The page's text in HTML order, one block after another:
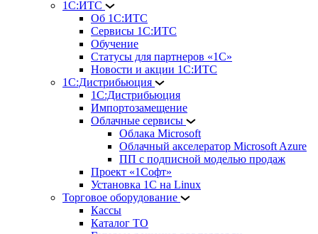
1С:ИТС
Об 1С:ИТС
Сервисы 1С:ИТС
Обучение
Статусы для партнеров «1С»
Новости и акции 1С:ИТС
1С:Дистрибьюция
1С:Дистрибьюция
Импортозамещение
Облачные сервисы
Облака Microsoft
Облачный акселератор Microsoft Azure
ПП с подписной моделью продаж
Проект «1Софт»
Установка 1С на Linux
Торговое оборудование
Кассы
Каталог ТО